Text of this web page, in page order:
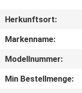
ÜBER
UNS
FABRIK-
TOUR
Herkunftsort:
Markenname:
Modellnummer:
Min Bestellmenge: